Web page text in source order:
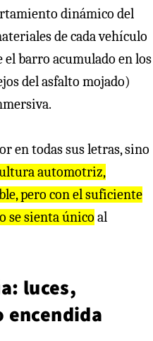
dinámico del
de cada vehículo
barro acumulado en los
del asfalto mojado)
en todas sus letras, sino
automotriz,
pero con el suficiente
se sienta único al
luces,
encendida